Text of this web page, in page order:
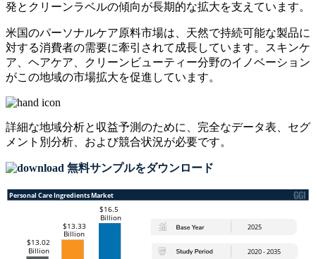
発とクリーンラベルの傾向が長期的な拡大を支えています。
米国のパーソナルケア原料市場は、天然で持続可能な製品に
対する消費者の需要に牽引されて成長しています。スキンケ
ア、ヘアケア、クリーンビューティー分野のイノベーション
がこの地域の市場拡大を促進しています。
詳細な地域分析と収益予測のために、 完全なデータ表、セグ
メント別分析、および競合状況が必要です。
無料サンプルをダウンロード